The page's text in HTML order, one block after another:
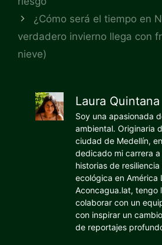
¿Cómo será el tiempo en
verdadero invierno llega con
nieve)
Laura Quintana
Soy una apasionada
ambiental. Originaria
ciudad de Medellín,
dedicado mi carrera
historias de
ecológica en América
Aconcagua.lat, tengo
colaborar con un
con inspirar un
de reportajes